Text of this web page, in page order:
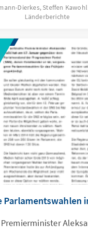
Herzegowina und
Das Gericht
löste mit diesem
Reaktionen auf
bosnischer Seite
Dierkes, Steffen Kawohl
Länderberichte
Parlamentswahlen